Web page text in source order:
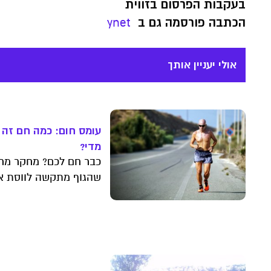
בעקבות הפרסום בזווית
הכתבה פורסמה גם ב ynet
אולי יעניין אותך
עומס חום: כמה חם
מדי?
כבר חם לכם? מחקר
שהגוף מתקשה לווסת